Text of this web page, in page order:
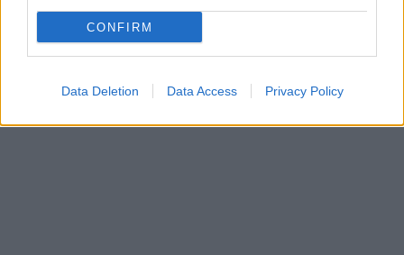
CONFIRM
Data Deletion Data Access Privacy Policy